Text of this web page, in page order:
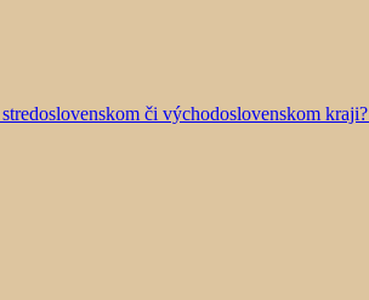
či východoslovenskom